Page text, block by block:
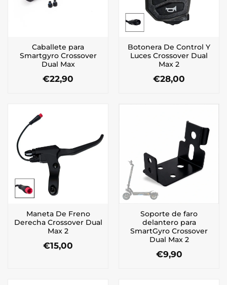
Caballete para
Smartgyro Crossover
Dual Max
€22,90
Botonera De Control Y
Luces Crossover Dual
Max 2
€28,00
Maneta De Freno
Derecha Crossover Dual
Max 2
€15,00
Soporte de faro
delantero para
SmartGyro Crossover
Dual Max 2
€9,90